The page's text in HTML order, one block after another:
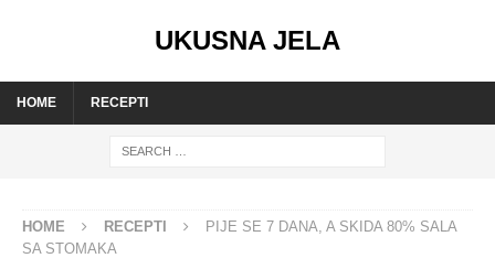
UKUSNA JELA
HOME RECEPTI
HOME RECEPTI
PIJE SE 7 DANA, A SKIDA 80% SALA
SA STOMAKA